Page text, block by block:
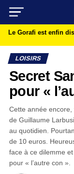
Le Gorafi est enfin
LOISIRS
Secret
pour «
Cette année
de Guillaume
au quotidien.
de 10 euros.
face à ce dilemme
pour « l’autre con ».